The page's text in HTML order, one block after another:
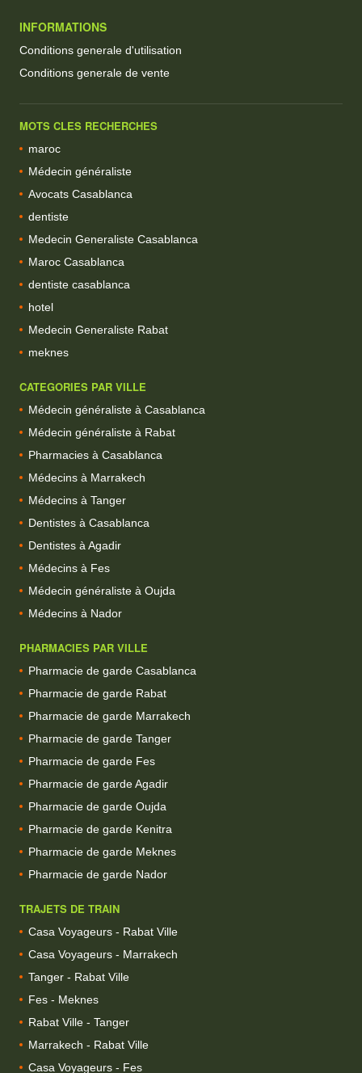
INFORMATIONS
Conditions generale d'utilisation
Conditions generale de vente
MOTS CLES RECHERCHES
maroc
Médecin généraliste
Avocats Casablanca
dentiste
Medecin Generaliste Casablanca
Maroc Casablanca
dentiste casablanca
hotel
Medecin Generaliste Rabat
meknes
CATEGORIES PAR VILLE
Médecin généraliste à Casablanca
Médecin généraliste à Rabat
Pharmacies à Casablanca
Médecins à Marrakech
Médecins à Tanger
Dentistes à Casablanca
Dentistes à Agadir
Médecins à Fes
Médecin généraliste à Oujda
Médecins à Nador
PHARMACIES PAR VILLE
Pharmacie de garde Casablanca
Pharmacie de garde Rabat
Pharmacie de garde Marrakech
Pharmacie de garde Tanger
Pharmacie de garde Fes
Pharmacie de garde Agadir
Pharmacie de garde Oujda
Pharmacie de garde Kenitra
Pharmacie de garde Meknes
Pharmacie de garde Nador
TRAJETS DE TRAIN
Casa Voyageurs - Rabat Ville
Casa Voyageurs - Marrakech
Tanger - Rabat Ville
Fes - Meknes
Rabat Ville - Tanger
Marrakech - Rabat Ville
Casa Voyageurs - Fes